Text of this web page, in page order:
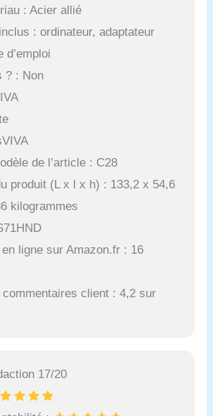
: Acier allié
: ordinateur, adaptateur
d’emploi
? : Non
de l’article : C28
produit (L x l x h) : 133,2 x 54,6
kilogrammes
ligne sur Amazon.fr : 16
commentaires client : 4,2 sur
17/20